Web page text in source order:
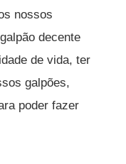
nossos
decente
de vida, ter
galpões,
poder fazer